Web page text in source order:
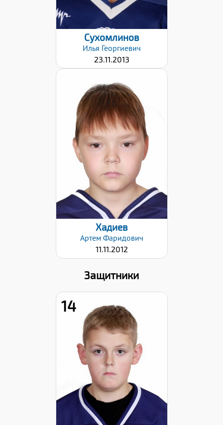
Сухомлинов
Илья Георгиевич
23.11.2013
Дата заявки:
17.12.2024
Хадиев
Артем Фаридович
11.11.2012
Защитники
14
Дата заявки:
17.12.2024